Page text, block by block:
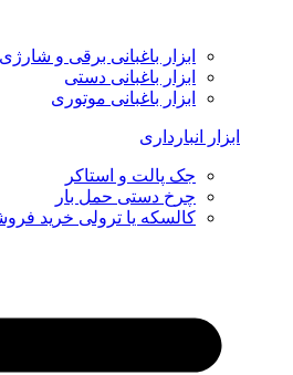
ابزار باغبانی برقی و شارژی
ابزار باغبانی دستی
ابزار باغبانی موتوری
ابزار انبارداری
جک پالت و استاکر
چرخ دستی حمل بار
کالسکه یا ترولی خرید